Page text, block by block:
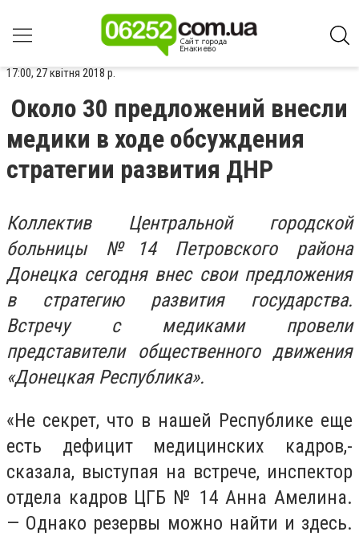
17:00, 27 квітня 2018 р.
Около 30 предложений внесли
медики в ходе обсуждения
стратегии развития ДНР
Коллектив Центральной городской
больницы №14 Петровского района
Донецка сегодня внес свои предложения
в стратегию развития государства.
Встречу с медиками провели
представители общественного движения
«Донецкая Республика».
«Не секрет, что в нашей Республике еще
есть дефицит медицинских кадров,-
сказала, выступая на встрече, инспектор
отдела кадров ЦГБ № 14 Анна Амелина.
— Однако резервы можно найти и здесь.